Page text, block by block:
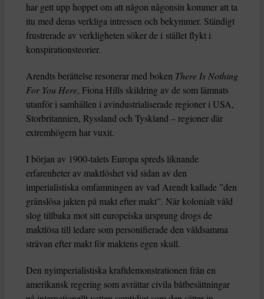
har gett upp hoppet om att någon någonsin kommer att ta
itu med deras verkliga intressen och bekymmer. Ständigt
frustrerade av verkligheten söker de i stället flykt i
konspirationsteorier.
Arendts berättelse resonerar med boken There Is Nothing
For You Here, Fiona Hills skildring av de som lämnats
utanför i samhällen i avindustrialiserade regioner i USA,
Storbritannien, Ryssland och Tyskland – regioner där
extremhögern har vuxit.
I början av 1900-talets Europa spreds liknande
erfarenheter av maktlöshet vid sidan av den
imperialistiska omfamningen av vad Arendt kallade ”den
gränslösa jakten på makt efter makt”. När kolonialt våld
slog tillbaka mot sitt europeiska ursprung drogs de
maktlösa till ledare som personifierade den våldsamma
strävan efter makt för maktens egen skull.
Den nyimperialistiska kraftdemonstrationen från en
amerikansk regering som avrättar civila båtbesättningar